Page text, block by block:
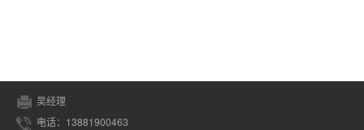
吴经理
电话：13881900463